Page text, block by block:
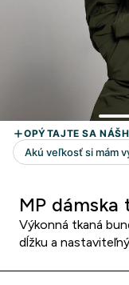
MP dámska
Výkonná tkaná
dĺžku a